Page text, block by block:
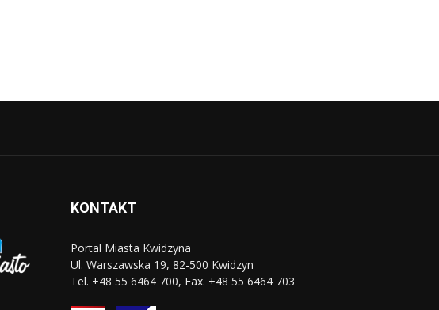
KONTAKT
Portal Miasta Kwidzyna
Ul. Warszawska 19, 82-500 Kwidzyn
Tel. +48 55 6464 700, Fax. +48 55 6464 703